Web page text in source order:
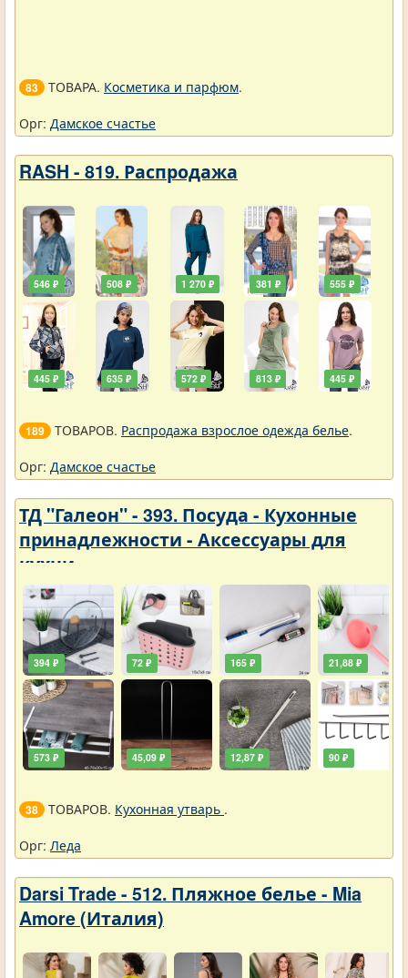
83 ТОВАРА. Косметика и парфюм.
Орг: Дамское счастье
RASH - 819. Распродажа
546 ₽
445 ₽
508 ₽
635 ₽
1 270 ₽
572 ₽
381 ₽
813 ₽
555 ₽
445 ₽
189 ТОВАРОВ. Распродажа взрослое одежда белье.
Орг: Дамское счастье
ТД "Галеон" - 393. Посуда - Кухонные
принадлежности - Аксессуары для
кухни
394 ₽
573 ₽
72 ₽
45,09 ₽
165 ₽
12,87 ₽
21,88 ₽
90 ₽
38 ТОВАРОВ. Кухонная утварь .
Орг: Леда
Darsi Trade - 512. Пляжное белье - Mia
Amore (Италия)